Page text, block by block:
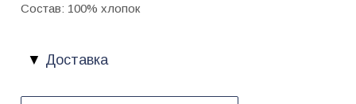
Состав: 100% хлопок
Доставка